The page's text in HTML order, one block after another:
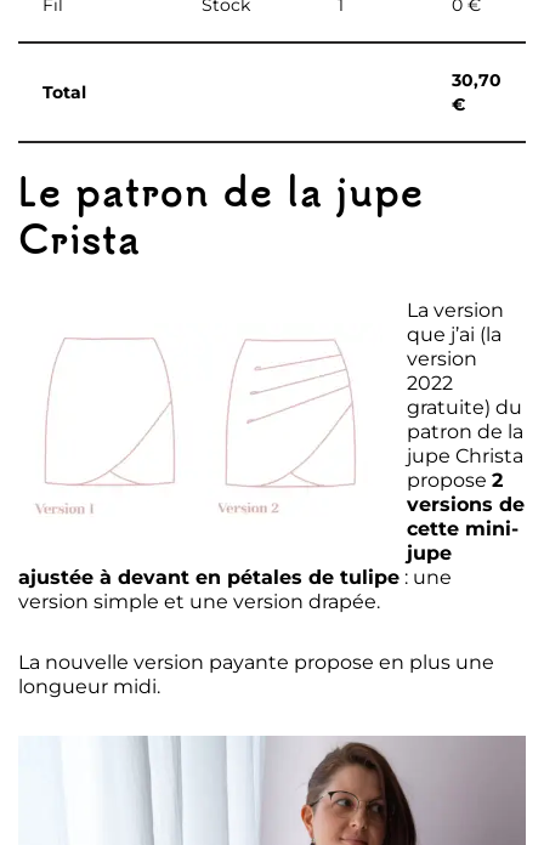
Fil Stock 1 0 €
Total
30,70
€
Le patron de la jupe
Crista
La version
que j’ai (la
version
2022
gratuite) du
patron de la
jupe Christa
propose 2
versions de
cette mini-
jupe
ajustée à devant en pétales de tulipe : une
version simple et une version drapée.
La nouvelle version payante propose en plus une
longueur midi.